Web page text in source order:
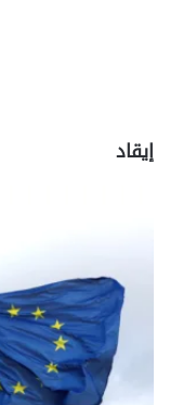
إيقاد